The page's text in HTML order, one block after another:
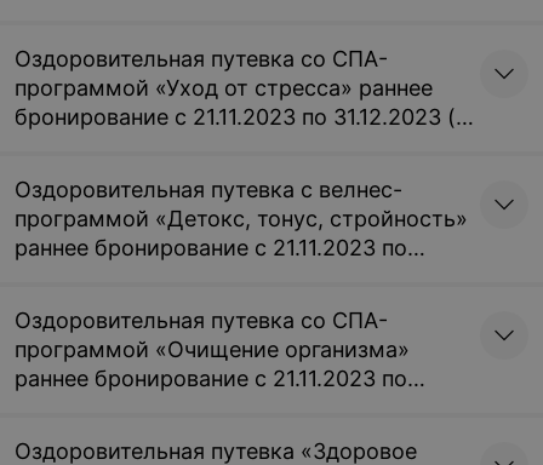
заезды)
Оздоровительная путевка со СПА-
программой «Уход от стресса» раннее
бронирование с 21.11.2023 по 31.12.2023 (не
Оздоровительная путевка с велнес-
программой «Детокс, тонус, стройность»
раннее бронирование с 21.11.2023 по
заезды)
Оздоровительная путевка со СПА-
программой «Очищение организма»
раннее бронирование с 21.11.2023 по
заезды)
Оздоровительная путевка «Здоровое